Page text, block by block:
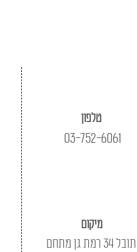
טלפון
03-752-6061
מיקום
תובל 34 רמת גן מתחם